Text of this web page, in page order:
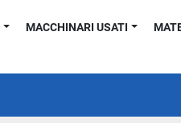
MACCHINARI USATI